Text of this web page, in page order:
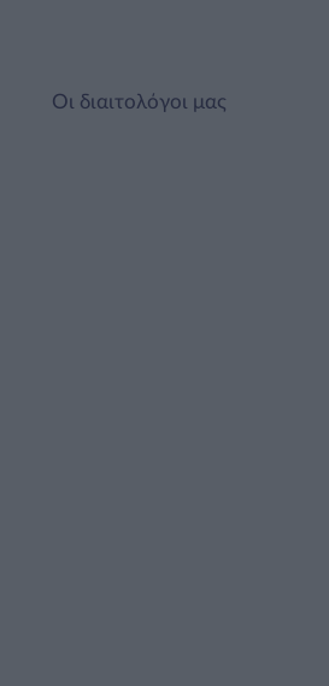
Οι διαιτολόγοι μας